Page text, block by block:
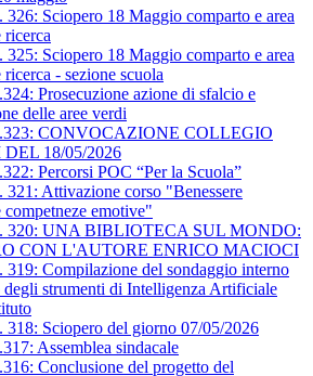
326: Sciopero 18 Maggio comparto e area
ricerca
325: Sciopero 18 Maggio comparto e area
- sezione scuola
Prosecuzione azione di sfalcio e
delle aree verdi
CONVOCAZIONE COLLEGIO
18/05/2026
Percorsi POC “Per la Scuola”
321: Attivazione corso "Benessere
competneze emotive"
320: UNA BIBLIOTECA SUL MONDO:
CON L'AUTORE ENRICO MACIOCI
319: Compilazione del sondaggio interno
strumenti di Intelligenza Artificiale
318: Sciopero del giorno 07/05/2026
Assemblea sindacale
Conclusione del progetto del